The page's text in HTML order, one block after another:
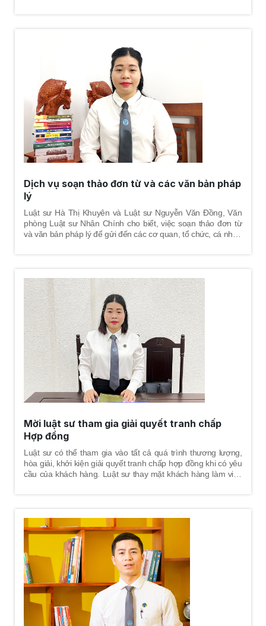
khoản giữa các bên tham gia hợp đồng cần phải quy định rõ
ràng, cụ thể, chặt chẽ nhằm hạn chế tới mức thấp nhất các
rủi ro pháp lý về sau và phát sinh tranh chấp về sau; đặc biệt
tránh hợp đồng bị vô hiệu.
Dịch vụ soạn thảo đơn từ và các văn bản pháp
lý
Luật sư Hà Thị Khuyên và Luật sư Nguyễn Văn Đồng, Văn
phòng Luật sư Nhân Chính cho biết, việc soạn thảo đơn từ
và văn bản pháp lý để gửi đến các cơ quan, tổ chức, cá nhân
giải quyết các phản ánh của người viết đơn.
Mời luật sư tham gia giải quyết tranh chấp
Hợp đồng
Luật sư có thể tham gia vào tất cả quá trình thương lượng,
hòa giải, khởi kiện giải quyết tranh chấp hợp đồng khi có yêu
cầu của khách hàng. Luật sư thay mặt khách hàng làm việc